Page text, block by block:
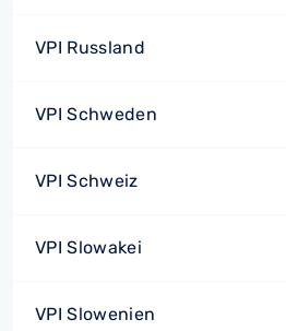
VPI Russland
VPI Schweden
VPI Schweiz
VPI Slowakei
VPI Slowenien